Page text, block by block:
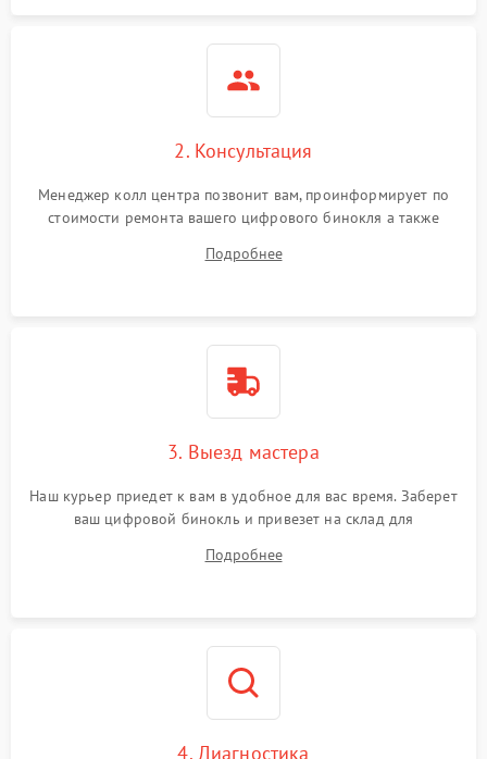
2. Консультация
Менеджер колл центра позвонит вам, проинформирует по
стоимости ремонта вашего цифрового бинокля а также
Подробнее
3. Выезд мастера
Наш курьер приедет к вам в удобное для вас время. Заберет
ваш цифровой бинокль и привезет на склад для
Подробнее
4. Диагностика